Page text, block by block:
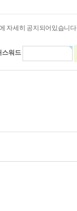
자세히 공지되어있습니다
스워드